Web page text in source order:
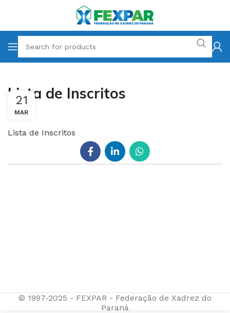
Lista de Inscritos
21
MAR
Lista de Inscritos
© 1997-2025 - FEXPAR - Federação de Xadrez do
Paraná